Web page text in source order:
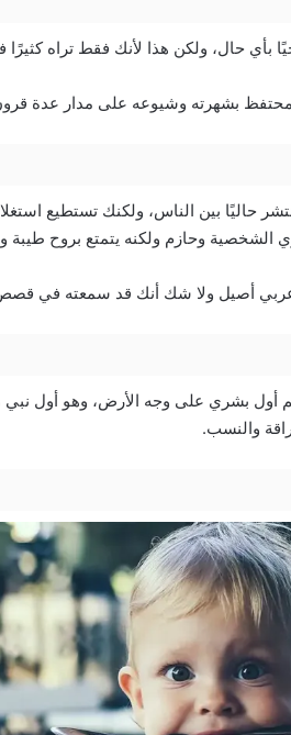
بأي حال، ولكن هذا لأنك فقط تراه
بشهرته وشيوعه على مدار عدة قرون
حاليًا بين الناس، ولكنك تستطيع
الشخصية وحازم ولكنه يتمتع بروح طيبة
عربي أصيل ولا شك أنك قد سمعته في قصص
أول بشري على وجه الأرض، وهو أول نبي
والنسب.